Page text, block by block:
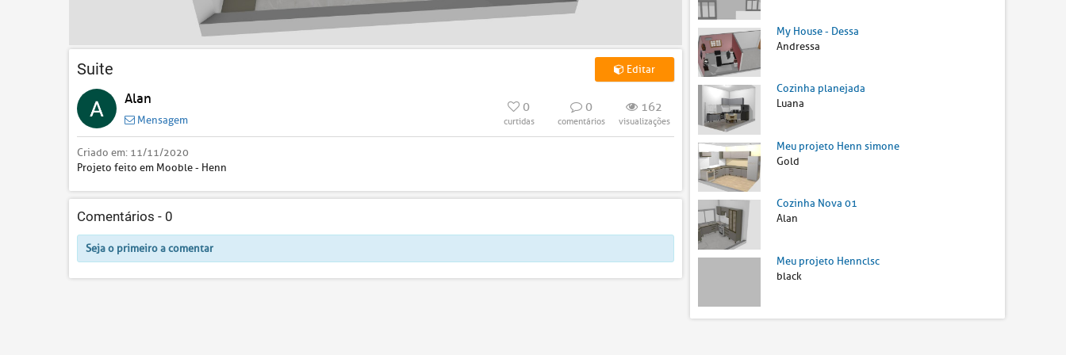
Suite Editar
Alan
Mensagem
0
curtidas
0
comentários
162
visualizações
Criado em: 11/11/2020
Projeto feito em Mooble - Henn
Comentários - 0
Seja o primeiro a comentar
My House - Dessa
Andressa
Cozinha planejada
Luana
Meu projeto Henn simone
Gold
Cozinha Nova 01
Alan
Meu projeto Hennclsc
black